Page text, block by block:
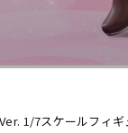
1/7スケールフィギ